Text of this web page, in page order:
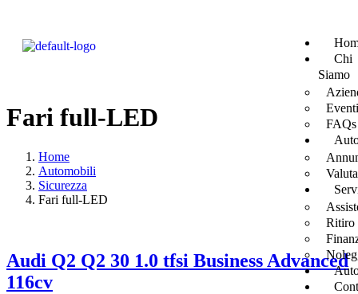
Chi
Siamo
FAQs
Ritiro
Fari full-LED
Home
Automobili
Sicurezza
Fari full-LED
Audi Q2 Q2 30 1.0 tfsi Business Advanced
116cv